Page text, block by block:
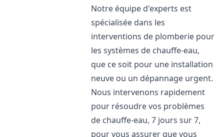
Notre équipe d'experts est
spécialisée dans les
interventions de plomberie pour
les systèmes de chauffe-eau,
que ce soit pour une installation
neuve ou un dépannage urgent.
Nous intervenons rapidement
pour résoudre vos problèmes
de chauffe-eau, 7 jours sur 7,
pour vous assurer que vous